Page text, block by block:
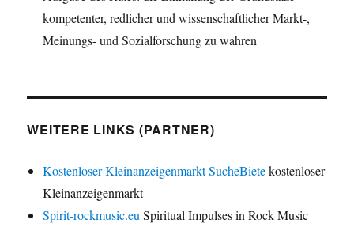
kompetenter, redlicher und wissenschaftlicher Markt-,
Meinungs- und Sozialforschung zu wahren
WEITERE LINKS (PARTNER)
Kostenloser Kleinanzeigenmarkt SucheBietekostenloser
Kleinanzeigenmarkt
Spirit-rockmusic.eu Spiritual Impulses in Rock Music